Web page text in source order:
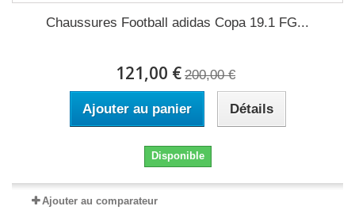
Chaussures Football adidas Copa 19.1 FG...
121,00 € 200,00 €
Ajouter au panier Détails
Disponible
Ajouter au comparateur